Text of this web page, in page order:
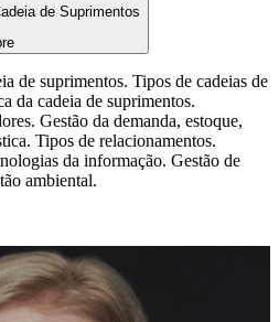
de Suprimentos
de suprimentos. Tipos de cadeias de
da cadeia de suprimentos.
Gestão da demanda, estoque,
Tipos de relacionamentos.
da informação. Gestão de
ambiental.